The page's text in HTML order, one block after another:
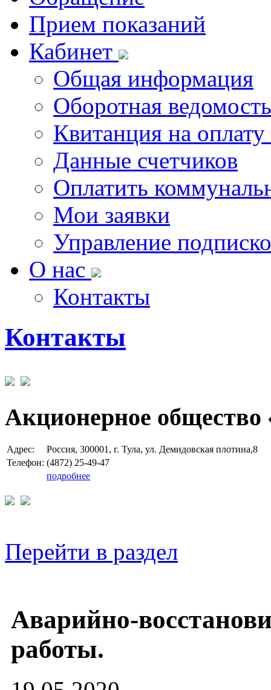
Прием показаний
Кабинет
Общая информация
Оборотная ведомость
Квитанция на
Данные счетчиков
Оплатить
Мои заявки
Управление
О нас
Контакты
Контакты
Акционерное общество
Адрес:
Россия, 300001, г. Тула, ул. Демидовская плотина,8
Телефон: (4872) 25-49-47
подробнее
Перейти в раздел
Аварийно-
работы.